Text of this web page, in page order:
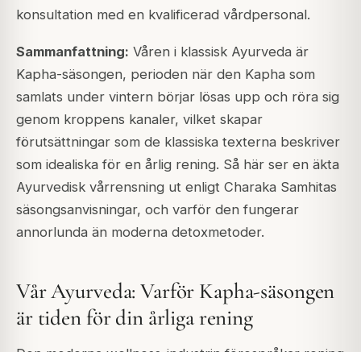
konsultation med en kvalificerad vårdpersonal.
Sammanfattning: Våren i klassisk Ayurveda är
Kapha-säsongen, perioden när den Kapha som
samlats under vintern börjar lösas upp och röra sig
genom kroppens kanaler, vilket skapar
förutsättningar som de klassiska texterna beskriver
som idealiska för en årlig rening. Så här ser en äkta
Ayurvedisk vårrensning ut enligt Charaka Samhitas
säsongsanvisningar, och varför den fungerar
annorlunda än moderna detoxmetoder.
Vår Ayurveda: Varför Kapha-säsongen
är tiden för din årliga rening